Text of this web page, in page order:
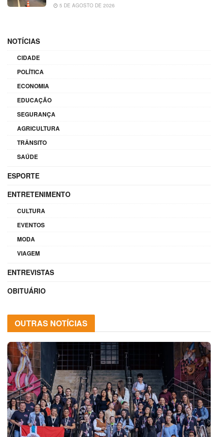
5 DE AGOSTO DE 2026
NOTÍCIAS
CIDADE
POLÍTICA
ECONOMIA
EDUCAÇÃO
SEGURANÇA
AGRICULTURA
TRÂNSITO
SAÚDE
ESPORTE
ENTRETENIMENTO
CULTURA
EVENTOS
MODA
VIAGEM
ENTREVISTAS
OBITUÁRIO
OUTRAS NOTÍCIAS